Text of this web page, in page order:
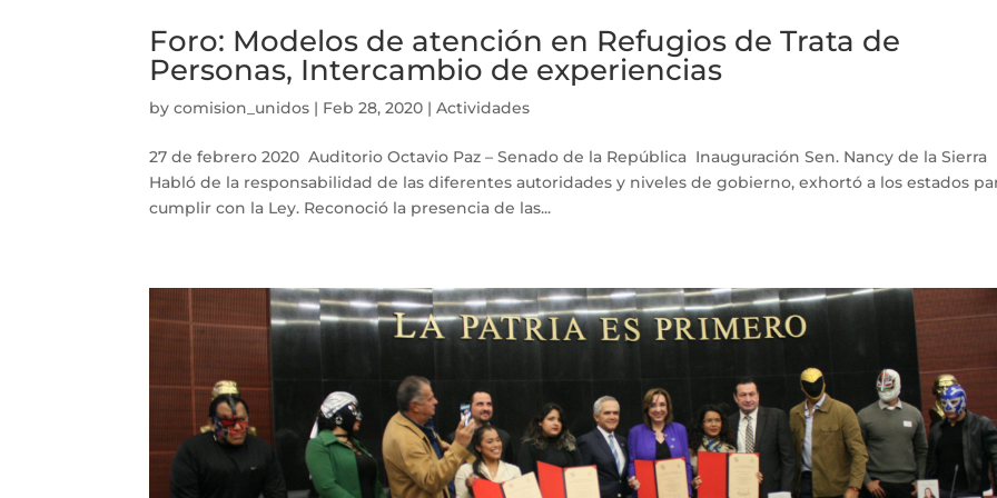
Foro: Modelos de atención en Refugios de Trata de
Personas, Intercambio de experiencias
bycomision_unidos | Feb 28, 2020 |Actividades
27 de febrero 2020 Auditorio Octavio Paz – Senado de la República Inauguración Sen. Nancy de la Sierra
Habló de la responsabilidad de las diferentes autoridades y niveles de gobierno, exhortó a los estados
cumplir con la Ley. Reconoció la presencia de las...